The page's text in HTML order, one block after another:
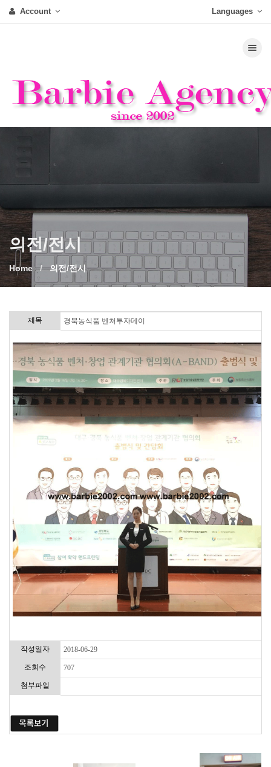
Account Languages
의전/전시
Home 의전/전시
제목 경북농식품 벤처투자데이
작성일자 2018-06-29
조회수 707
첨부파일